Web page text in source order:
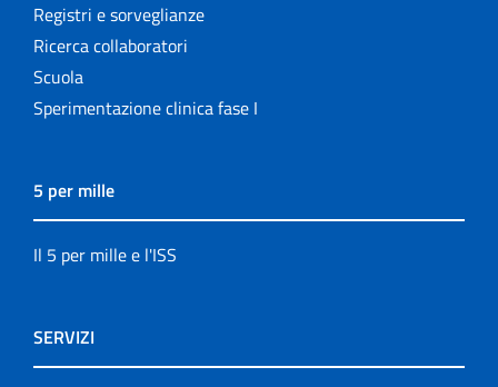
Registri e sorveglianze
Ricerca collaboratori
Scuola
Sperimentazione clinica fase I
5 per mille
Il 5 per mille e l'ISS
SERVIZI